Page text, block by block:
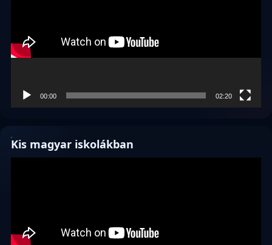
00:00 02:20
Kis magyar iskolákban